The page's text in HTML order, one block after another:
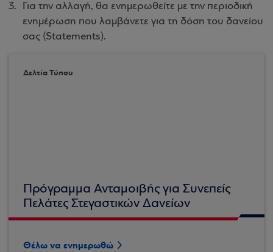
Για την αλλαγή, θα ενημερωθείτε με την περιοδική
ενημέρωση που λαμβάνετε για τη δόση του δανείου
σας (Statements).
Δελτία Τύπου
Πρόγραμμα Ανταμοιβής για Συνεπείς
Πελάτες Στεγαστικών Δανείων
Θέλω να ενημερωθώ